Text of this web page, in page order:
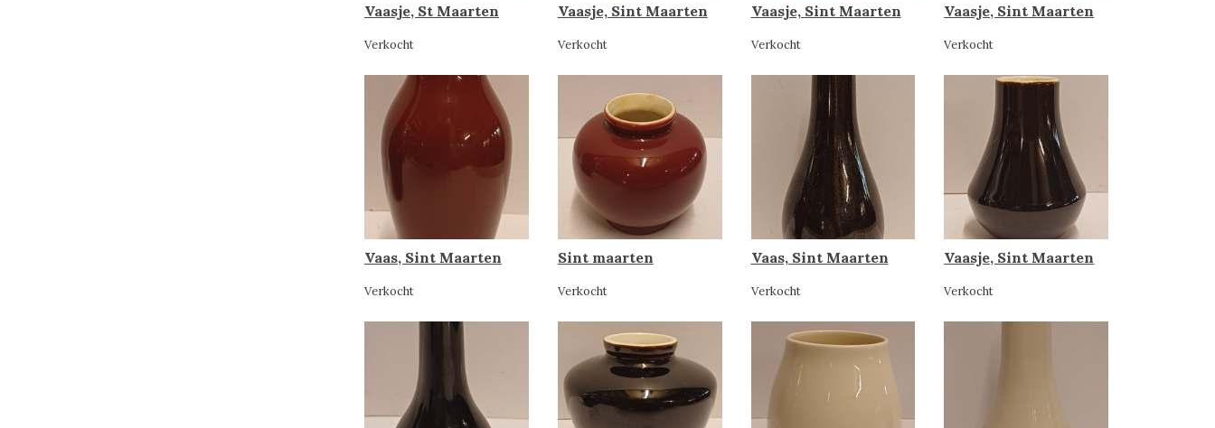
Vaasje, St Maarten
Verkocht
Vaasje, Sint Maarten
Verkocht
Vaasje, Sint Maarten
Verkocht
Vaasje, Sint Maarten
Verkocht
Vaas, Sint Maarten
Verkocht
Sint maarten
Verkocht
Vaas, Sint Maarten
Verkocht
Vaasje, Sint Maarten
Verkocht